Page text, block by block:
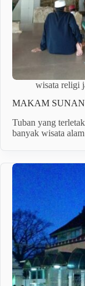
wisata religi
MAKAM SUNAN
Tuban yang
banyak wisata